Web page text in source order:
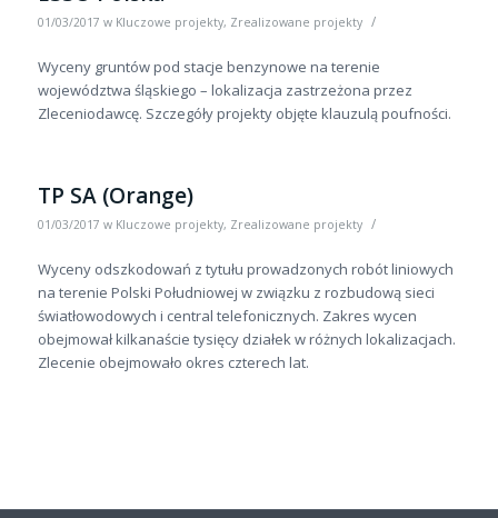
01/03/2017 w Kluczowe projekty, Zrealizowane projekty /
Wyceny gruntów pod stacje benzynowe na terenie
województwa śląskiego – lokalizacja zastrzeżona przez
Zleceniodawcę. Szczegóły projekty objęte klauzulą poufności.
TP SA (Orange)
01/03/2017 w Kluczowe projekty, Zrealizowane projekty /
Wyceny odszkodowań z tytułu prowadzonych robót liniowych
na terenie Polski Południowej w związku z rozbudową sieci
światłowodowych i central telefonicznych. Zakres wycen
obejmował kilkanaście tysięcy działek w różnych lokalizacjach.
Zlecenie obejmowało okres czterech lat.